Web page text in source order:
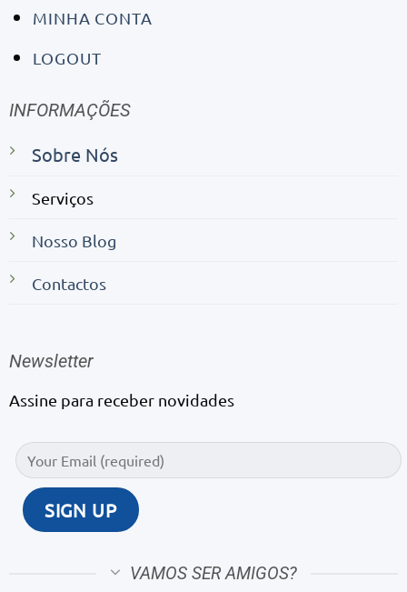
MINHA CONTA
LOGOUT
INFORMAÇÕES
Sobre Nós
Serviços
Nosso Blog
Contactos
Newsletter
Assine para receber novidades
VAMOS SER AMIGOS?